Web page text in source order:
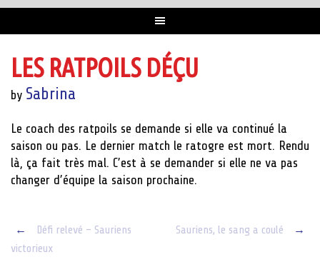
LES RATPOILS DÉÇU
by Sabrina
Le coach des ratpoils se demande si elle va continué la
saison ou pas. Le dernier match le ratogre est mort. Rendu
là, ça fait très mal. C’est à se demander si elle ne va pas
changer d’équipe la saison prochaine.
Post
←
Défi relevé – Sauriens
victorieux
Sauriens, le sang a coulé →